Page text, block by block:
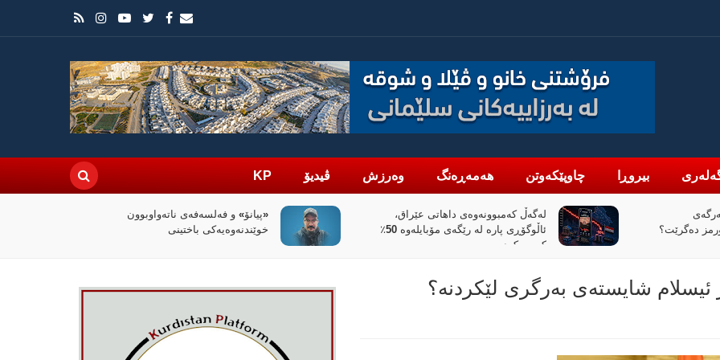
بیروڕا چاوپێکەوتن هەمەڕەنگ وەرزش ڤیدیۆ KP
عێراق،
ئاڵوگۆڕی پارە لە رێگەی مۆبایلەوە 50٪
«پیانۆ» و فەلسەفەی ناتەواوبوون
خوێندنەوەیەکی باختینی
سیاسەتی خۆتەعریبکردن لە باشووری
کوردستان
ئیسلام شایستەی بەرگری لێکردنە؟